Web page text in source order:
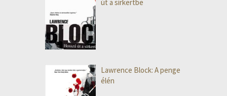
út a sírkertbe
Lawrence Block: A penge
élén